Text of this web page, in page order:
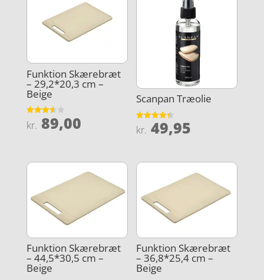
Funktion Skærebræt
– 29,2*20,3 cm –
Beige
Vurderet
3.6
kr. 89,00
Scanpan Træolie
Vurderet
4.4
kr. 49,95
Funktion Skærebræt
– 44,5*30,5 cm –
Beige
Funktion Skærebræt
– 36,8*25,4 cm –
Beige